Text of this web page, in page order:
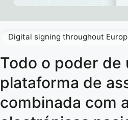
Todo o poder de
plataforma de
combinada com
Digital signing throughout